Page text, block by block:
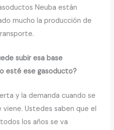
Neuba están
mucho la producción de
subir esa base
esté ese gasoducto?
y la demanda cuando se
viene. Ustedes saben que el
los años se va